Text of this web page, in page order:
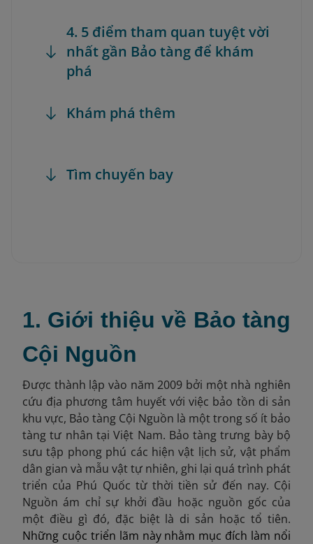
4. 5 điểm tham quan tuyệt vời
nhất gần Bảo tàng để khám
phá
Khám phá thêm
Tìm chuyến bay
1. Giới thiệu về Bảo tàng
Cội Nguồn
Được thành lập vào năm 2009 bởi một nhà nghiên
cứu địa phương tâm huyết với việc bảo tồn di sản
khu vực, Bảo tàng Cội Nguồn là một trong số ít bảo
tàng tư nhân tại Việt Nam. Bảo tàng trưng bày bộ
sưu tập phong phú các hiện vật lịch sử, vật phẩm
dân gian và mẫu vật tự nhiên, ghi lại quá trình phát
triển của Phú Quốc từ thời tiền sử đến nay. Cội
Nguồn ám chỉ sự khởi đầu hoặc nguồn gốc của
một điều gì đó, đặc biệt là di sản hoặc tổ tiên.
Những cuộc triển lãm này nhằm mục đích làm nổi